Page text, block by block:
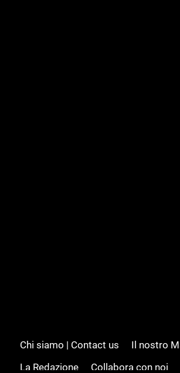
Chi siamo | Contact us
Il nostro
La Redazione
Collabora con noi